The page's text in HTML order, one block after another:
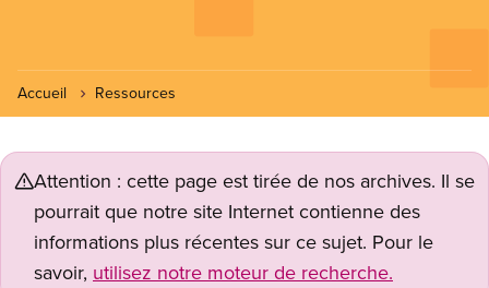
Accueil Ressources
Attention : cette page est tirée de nos archives. Il se
pourrait que notre site Internet contienne des
informations plus récentes sur ce sujet. Pour le
savoir, utilisez notre moteur de recherche.